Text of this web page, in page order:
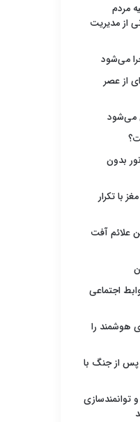
مردم
از مدیریت
می‌شود
از عصر
می‌شود
بدون
با تکرار
علائم آفت
اجتماعی
هوشمند را
پس از جنگ با
توانمندسازی